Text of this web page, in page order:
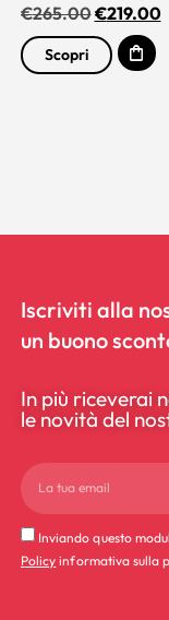
€265.00€219.00
Scopri
Iscriviti alla
un buono
In più riceverai
le novità del
Inviando questo
Policy informativa sulla